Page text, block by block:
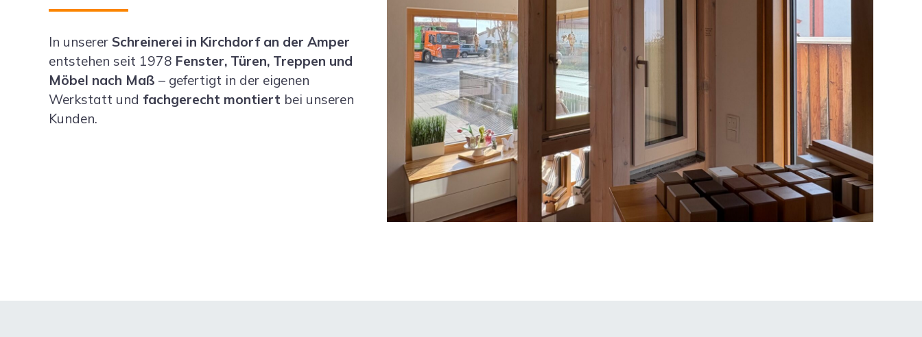
In unserer Schreinerei in Kirchdorf an der Amper
entstehen seit 1978 Fenster, Türen, Treppen und
Möbel nach Maß – gefertigt in der eigenen
Werkstatt und fachgerecht montiert bei unseren
Kunden.